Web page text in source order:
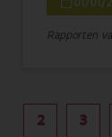
Rapporten
2 3